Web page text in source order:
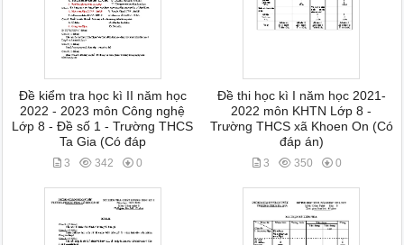
Đề kiểm tra học kì II năm học
2022 - 2023 môn Công nghệ
Lớp 8 - Đề số 1 - Trường THCS
Ta Gia (Có đáp
3 342 0
Đề thi học kì I năm học 2021-
2022 môn KHTN Lớp 8 -
Trường THCS xã Khoen On (Có
đáp án)
3 350 0